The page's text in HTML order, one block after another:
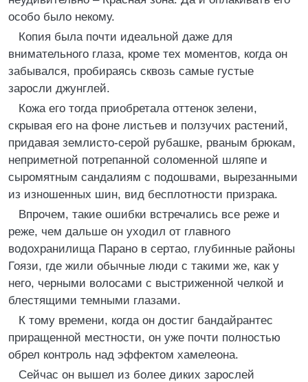
особо было некому.
Копия была почти идеальной даже для
внимательного глаза, кроме тех моментов, когда он
забывался, пробираясь сквозь самые густые
заросли джунглей.
Кожа его тогда приобретала оттенок зелени,
скрывая его на фоне листьев и ползучих растений,
придавая землисто-серой рубашке, рваным брюкам,
неприметной потрепанной соломенной шляпе и
сыромятным сандалиям с подошвами, вырезанными
из изношенных шин, вид бесплотности призрака.
Впрочем, такие ошибки встречались все реже и
реже, чем дальше он уходил от главного
водохранилища Парано в сертао, глубинные районы
Гоязи, где жили обычные люди с такими же, как у
него, черными волосами с выстриженной челкой и
блестящими темными глазами.
К тому времени, когда он достиг бандайрантес
приращенной местности, он уже почти полностью
обрел контроль над эффектом хамелеона.
Сейчас он вышел из более диких зарослей